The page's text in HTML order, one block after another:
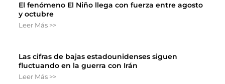
El fenómeno El Niño llega con fuerza entre agosto
y octubre
Leer Más >>
Las cifras de bajas estadounidenses siguen
fluctuando en la guerra con Irán
Leer Más >>